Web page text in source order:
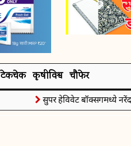
टेकचेक कृषीविश्व चौफेर
सुपर हेविवेट बॉक्सिंगमध्ये